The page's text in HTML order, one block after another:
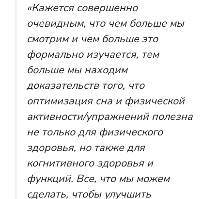
«Кажется совершенно
очевидным, что чем больше мы
смотрим и чем больше это
формально изучается, тем
больше мы находим
доказательств того, что
оптимизация сна и физической
активности/упражнений полезна
не только для физического
здоровья, но также для
когнитивного здоровья и
функций. Все, что мы можем
сделать, чтобы улучшить